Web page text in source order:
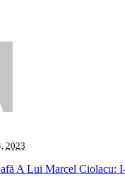
2023